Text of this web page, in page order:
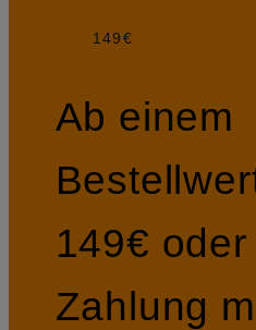
149€
Ab einem
149€ oder
Zahlung